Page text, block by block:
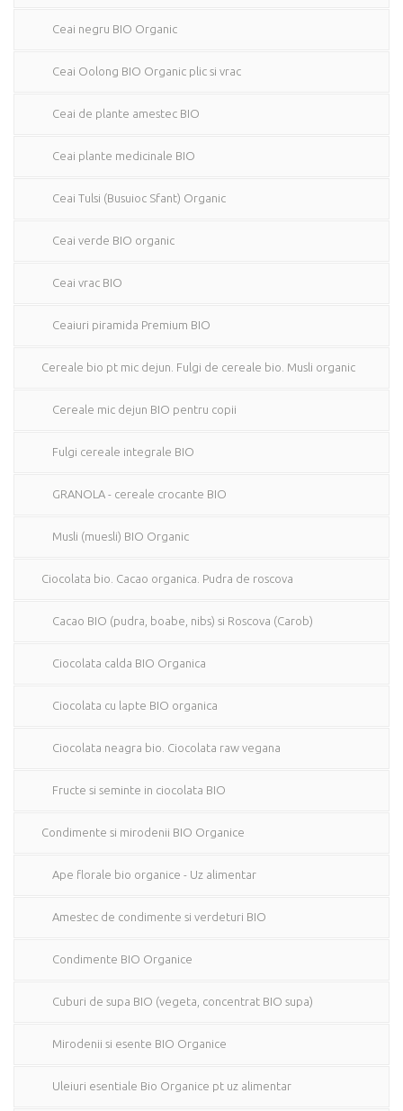
Ceai negru BIO Organic
Ceai Oolong BIO Organic plic si vrac
Ceai de plante amestec BIO
Ceai plante medicinale BIO
Ceai Tulsi (Busuioc Sfant) Organic
Ceai verde BIO organic
Ceai vrac BIO
Ceaiuri piramida Premium BIO
Cereale bio pt mic dejun. Fulgi de cereale bio. Musli organic
Cereale mic dejun BIO pentru copii
Fulgi cereale integrale BIO
GRANOLA - cereale crocante BIO
Musli (muesli) BIO Organic
Ciocolata bio. Cacao organica. Pudra de roscova
Cacao BIO (pudra, boabe, nibs) si Roscova (Carob)
Ciocolata calda BIO Organica
Ciocolata cu lapte BIO organica
Ciocolata neagra bio. Ciocolata raw vegana
Fructe si seminte in ciocolata BIO
Condimente si mirodenii BIO Organice
Ape florale bio organice - Uz alimentar
Amestec de condimente si verdeturi BIO
Condimente BIO Organice
Cuburi de supa BIO (vegeta, concentrat BIO supa)
Mirodenii si esente BIO Organice
Uleiuri esentiale Bio Organice pt uz alimentar